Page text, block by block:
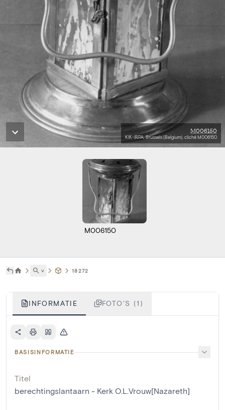
M006150
KIK-IRPA, Brussels (Belgium), cliché M006150
M006150
˅ 18272
INFORMATIE FOTO'S (1)
BASISINFORMATIE
Titel
berechtingslantaarn - Kerk O.L.Vrouw[Nazareth]